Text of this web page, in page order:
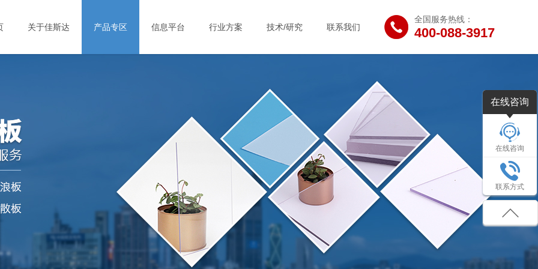
全国服务热线：
400-088-3917
关于佳斯达 产品专区 信息平台 行业方案 技术/研究 联系我们
在线咨询
在线咨询
联系方式